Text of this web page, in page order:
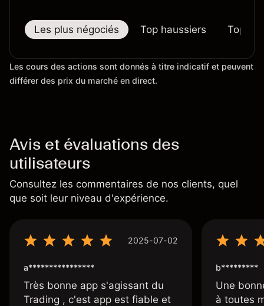
Les plus négociés Top haussiers Top
Les cours des actions sont donnés à titre indicatif et peuvent
différer des prix du marché en direct.
Avis et évaluations des
utilisateurs
Consultez les commentaires de nos clients, quel
que soit leur niveau d'expérience.
2025-07-02
a****************
Très bonne app s'agissant du
Trading , c'est app est fiable et
b*********
Une
à toutes